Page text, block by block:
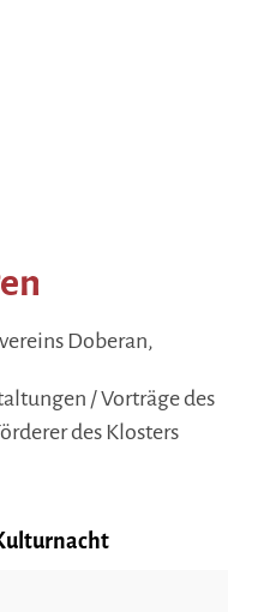
Doberan,
/ Vorträge des
des Klosters